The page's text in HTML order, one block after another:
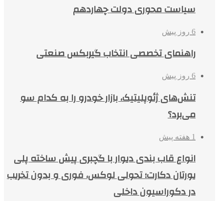
سیاست محوری دولت چهاردهم
6 روز پیش
راهنمای تخصصی انتخاب گیربکس صنعتی
6 روز پیش
تنش‌های ژئوپلیتیک، بازار خودرو را به کدام سو
می‌برد؟
1 هفته پیش
انواع قاب بندی دیوار با گچبری پیش ساخته پلی
یورتان دکارت؛ تحولی لوکس، فوری و بدون تخریب
در دکوراسیون داخلی